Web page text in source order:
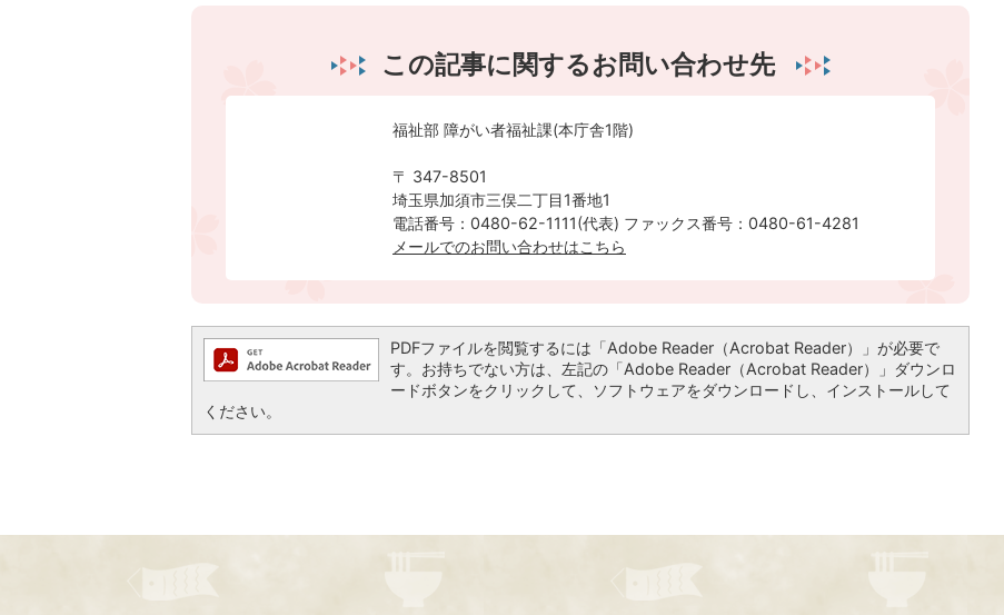
この記事に関するお問い合わせ先
福祉部 障がい者福祉課(本庁舎1階)
〒 347-8501
埼玉県加須市三俣二丁目1番地1
電話番号：0480-62-1111(代表) ファックス番号：0480-61-4281
メールでのお問い合わせはこちら
PDFファイルを閲覧するには「Adobe Reader（Acrobat Reader）」が必要で
す。お持ちでない方は、左記の「Adobe Reader（Acrobat Reader）」ダウンロ
ードボタンをクリックして、ソフトウェアをダウンロードし、インストールして
ください。